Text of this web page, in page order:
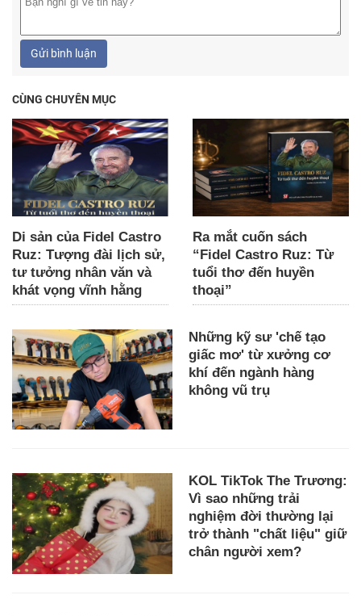
Gửi bình luận
CÙNG CHUYÊN MỤC
Di sản của Fidel Castro
Ruz: Tượng đài lịch sử,
tư tưởng nhân văn và
khát vọng vĩnh hằng
Ra mắt cuốn sách
“Fidel Castro Ruz: Từ
tuổi thơ đến huyền
thoại”
Những kỹ sư 'chế tạo
giấc mơ' từ xưởng cơ
khí đến ngành hàng
không vũ trụ
KOL TikTok The Trương:
Vì sao những trải
nghiệm đời thường lại
trở thành "chất liệu" giữ
chân người xem?